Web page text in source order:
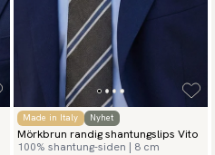
Made in Italy Nyhet
Mörkbrun randig shantungslips Vito
100% shantung-siden | 8 cm